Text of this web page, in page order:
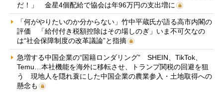
だ！」 金星4個配給で協会は年96万円の支出増に
「何がやりたいのか分からない」竹中平蔵氏が語る高市内閣の
評価 「給付付き税額控除はその場しのぎ」いま不可欠なの
は“社会保障制度の改革議論”と指摘
急増する中国企業の“国籍ロンダリング” SHEIN、TikTok、
Temu…本社機能を海外に移転させ、トランプ関税の回避を狙
う 現地人を隠れ蓑にした中国企業の農業参入・土地取得への
懸念も